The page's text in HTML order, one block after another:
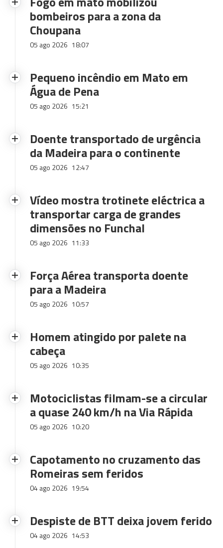
bombeiros para a zona da
Choupana
05 ago 2026 18:07
Pequeno incêndio em Mato em
Água de Pena
05 ago 2026 15:21
Doente transportado de urgência
da Madeira para o continente
05 ago 2026 12:47
Vídeo mostra trotinete eléctrica a
transportar carga de grandes
dimensões no Funchal
05 ago 2026 11:33
Força Aérea transporta doente
para a Madeira
05 ago 2026 10:57
Homem atingido por palete na
cabeça
05 ago 2026 10:35
Motociclistas filmam-se a circular
a quase 240 km/h na Via Rápida
05 ago 2026 10:20
Capotamento no cruzamento das
Romeiras sem feridos
04 ago 2026 19:54
Despiste de BTT deixa jovem ferido
04 ago 2026 14:53